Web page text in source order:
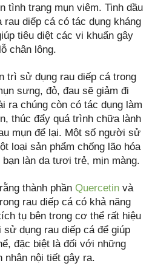
tình trạng mụn viêm. Tinh dầu
rau diếp cá có tác dụng kháng
tiêu diệt các vi khuẩn gây
chân lông.
trì sử dụng rau diếp cá trong
sưng, đỏ, đau sẽ giảm đi
ra chúng còn có tác dụng làm
thúc đẩy quá trình chữa lành
mụn để lại. Một số người sử
loại sản phẩm chống lão hóa
làn da tươi trẻ, mịn màng.
thành phần Quercetin và
rau diếp cá có khả năng
tụ bên trong cơ thể rất hiệu
dụng rau diếp cá để giúp
đặc biệt là đối với những
nhân nội tiết gây ra.